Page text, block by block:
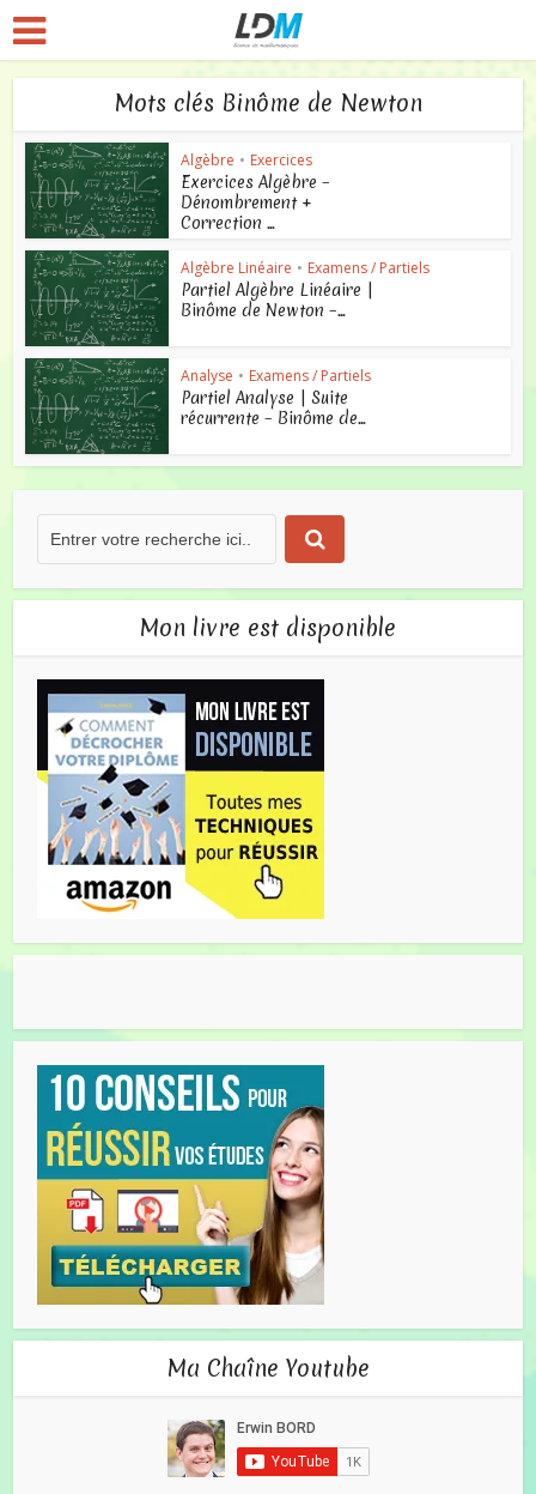
Mots clés Binôme de Newton
Algèbre • Exercices
Exercices Algèbre –
Dénombrement +
Correction ...
Algèbre Linéaire • Examens / Partiels
Partiel Algèbre Linéaire |
Binôme de Newton –...
Analyse • Examens / Partiels
Partiel Analyse | Suite
récurrente – Binôme de...
Mon livre est disponible
Ma Chaîne Youtube